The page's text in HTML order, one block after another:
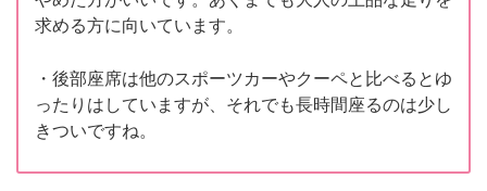
求める方に向いています。
・後部座席は他のスポーツカーやクーペと比べるとゆ
ったりはしていますが、それでも長時間座るのは少し
きついですね。